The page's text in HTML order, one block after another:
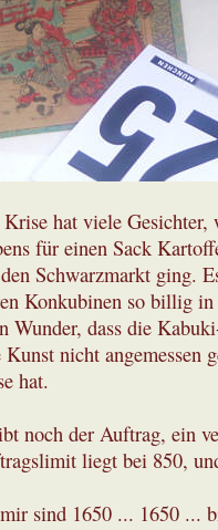
hat viele Gesichter,
für einen Sack
Schwarzmarkt ging.
Konkubinen so billig
Wunder, dass die
Kunst nicht angemessen
hat.
noch der Auftrag, ein
liegt bei 850,
sind 1650 ... 1650 ...